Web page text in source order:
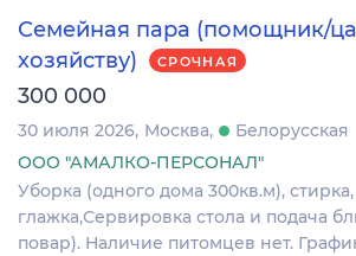
Семейная пара (помощник/
хозяйству)
СРОЧНАЯ
300 000
30 июля 2026 Москва
Белорусская
ООО "АМАЛКО-ПЕРСОНАЛ"
Уборка (одного дома 300кв.м), стирка,
глажка,Сервировка стола и подача
повар). Наличие питомцев нет.